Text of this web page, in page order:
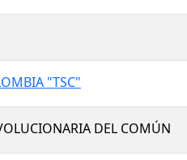
"TSC"
DEL COMÚN